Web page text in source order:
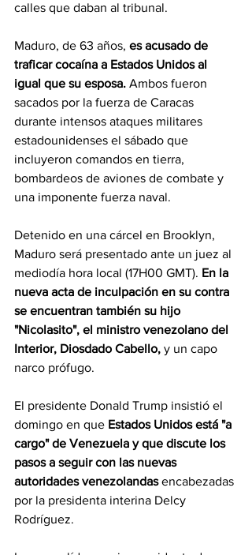
calles que daban al tribunal.
Maduro, de 63 años, es acusado de
traficar cocaína a Estados Unidos al
igual que su esposa. Ambos fueron
sacados por la fuerza de Caracas
durante intensos ataques militares
estadounidenses el sábado que
incluyeron comandos en tierra,
bombardeos de aviones de combate y
una imponente fuerza naval.
Detenido en una cárcel en Brooklyn,
Maduro será presentado ante un juez al
mediodía hora local (17H00 GMT). En la
nueva acta de inculpación en su contra
se encuentran también su hijo
"Nicolasito", el ministro venezolano del
Interior, Diosdado Cabello, y un capo
narco prófugo.
El presidente Donald Trump insistió el
domingo en que Estados Unidos está "a
cargo" de Venezuela y que discute los
pasos a seguir con las nuevas
autoridades venezolandas encabezadas
por la presidenta interina Delcy
Rodríguez.